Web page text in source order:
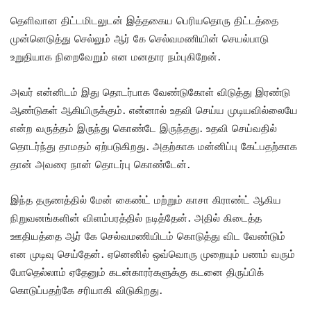
தெளிவான திட்டமிடலுடன் இத்தகைய பெரியதொரு திட்டத்தை
முன்னெடுத்து செல்லும் ஆர் கே செல்வமணியின் செயல்பாடு
உறுதியாக நிறைவேறும் என மனதார நம்புகிறேன்.
அவர் என்னிடம் இது தொடர்பாக வேண்டுகோள் விடுத்து இரண்டு
ஆண்டுகள் ஆகியிருக்கும். என்னால் உதவி செய்ய முடியவில்லையே
என்ற வருத்தம் இருந்து கொண்டே இருந்தது. உதவி செய்வதில்
தொடர்ந்து தாமதம் ஏற்படுகிறது. அதற்காக மன்னிப்பு கேட்பதற்காக
தான் அவரை நான் தொடர்பு கொண்டேன்.
இந்த தருணத்தில் மேன் கைண்ட் மற்றும் காசா கிராண்ட் ஆகிய
நிறுவனங்களின் விளம்பரத்தில் நடித்தேன். அதில் கிடைத்த
ஊதியத்தை ஆர் கே செல்வமணியிடம் கொடுத்து விட வேண்டும்
என முடிவு செய்தேன். ஏனெனில் ஒவ்வொரு முறையும் பணம் வரும்
போதெல்லாம் ஏதேனும் கடன்காரர்களுக்கு கடனை திருப்பிக்
கொடுப்பதற்கே சரியாகி விடுகிறது.